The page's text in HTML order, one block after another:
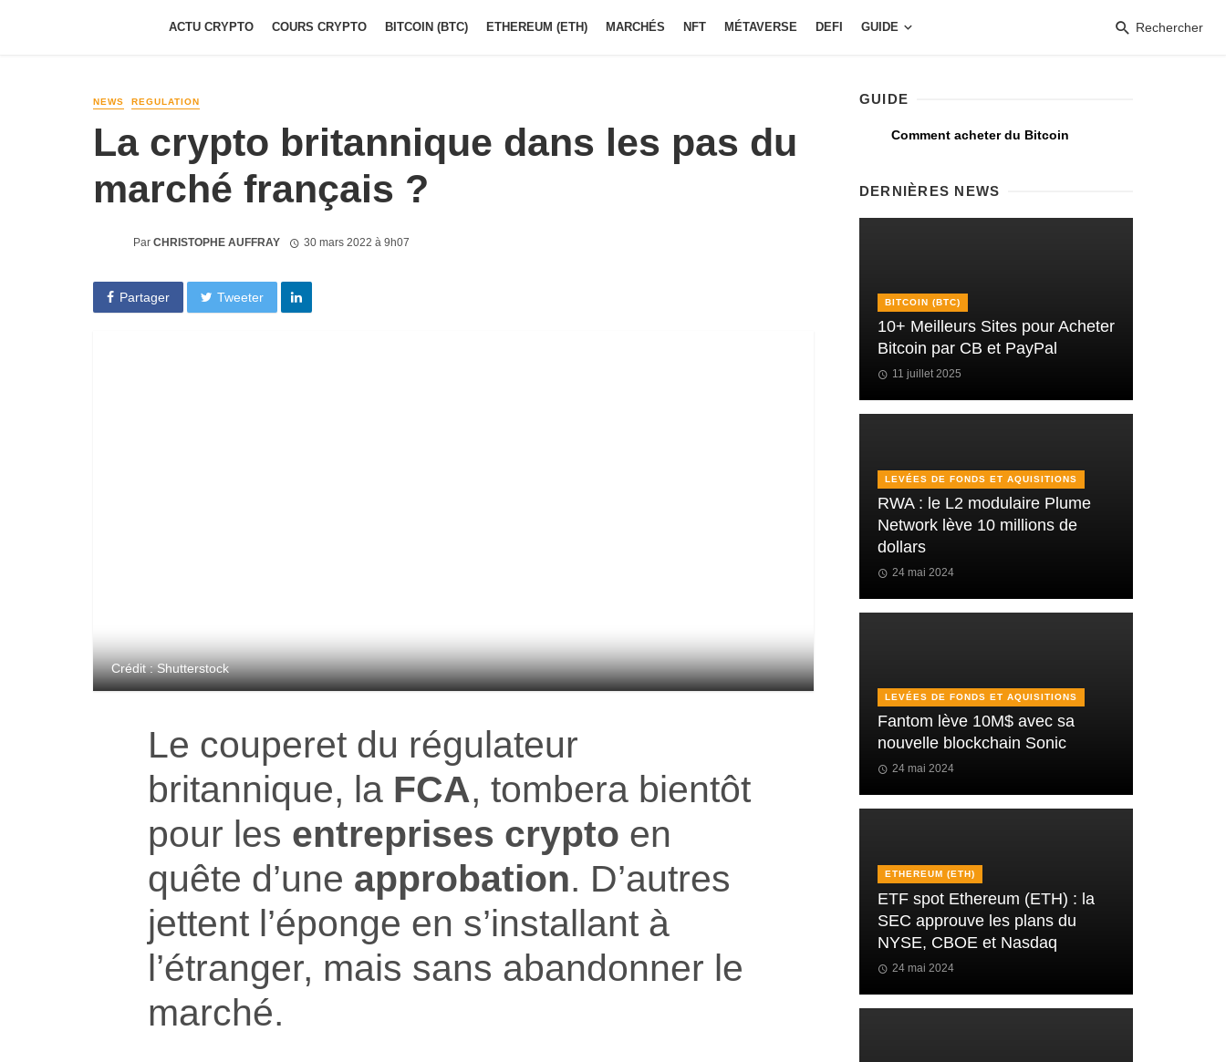
ACTU CRYPTO COURS CRYPTO BITCOIN (BTC) ETHEREUM (ETH) MARCHÉS NFT MÉTAVERSE DEFI GUIDE Rechercher
NEWS REGULATION
La crypto britannique dans les pas du
marché français ?
Par CHRISTOPHE AUFFRAY 30 mars 2022 à 9h07
Partager Tweeter
Crédit : Shutterstock
Le couperet du régulateur
britannique, la FCA, tombera bientôt
pour les entreprises crypto en
quête d’une approbation. D’autres
jettent l’éponge en s’installant à
l’étranger, mais sans abandonner le
marché.
GUIDE
Comment acheter du Bitcoin
DERNIÈRES NEWS
BITCOIN (BTC)
10+ Meilleurs Sites pour Acheter
Bitcoin par CB et PayPal
11 juillet 2025
LEVÉES DE FONDS ET AQUISITIONS
RWA : le L2 modulaire Plume
Network lève 10 millions de
dollars
24 mai 2024
LEVÉES DE FONDS ET AQUISITIONS
Fantom lève 10M$ avec sa
nouvelle blockchain Sonic
24 mai 2024
ETHEREUM (ETH)
ETF spot Ethereum (ETH) : la
SEC approuve les plans du
NYSE, CBOE et Nasdaq
24 mai 2024